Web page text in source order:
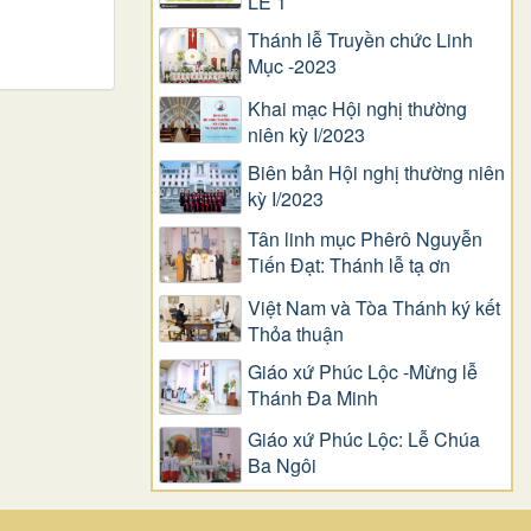
Thánh lễ Truyền chức Linh
Mục -2023
Khai mạc Hội nghị thường
niên kỳ I/2023
Biên bản Hội nghị thường niên
kỳ I/2023
Tân linh mục Phêrô Nguyễn
Tiến Đạt: Thánh lễ tạ ơn
Việt Nam và Tòa Thánh ký kết
Thỏa thuận
Giáo xứ Phúc Lộc -Mừng lễ
Thánh Đa Minh
Giáo xứ Phúc Lộc: Lễ Chúa
Ba Ngôi